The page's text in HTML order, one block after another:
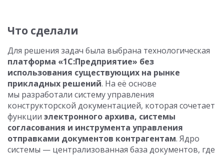
Что сделали
Для решения задач была выбрана технологическая
платформа «1С:Предприятие» без
использования существующих на рынке
прикладных решений. На её основе
мы разработали систему управления
конструкторской документацией, которая сочетает
функции электронного архива, системы
согласования и инструмента управления
отправками документов контрагентам. Ядро
системы — централизованная база документов, где